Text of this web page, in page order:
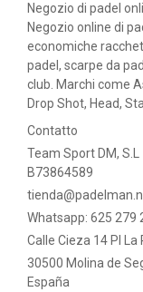
Negozio di padel
Negozio online di
economiche
padel, scarpe da
club. Marchi come
Drop Shot, Head,
Contatto
Team Sport DM, S.L
B73864589
Whatsapp: 625 279
Calle Cieza 14 PI La
30500 Molina de
España